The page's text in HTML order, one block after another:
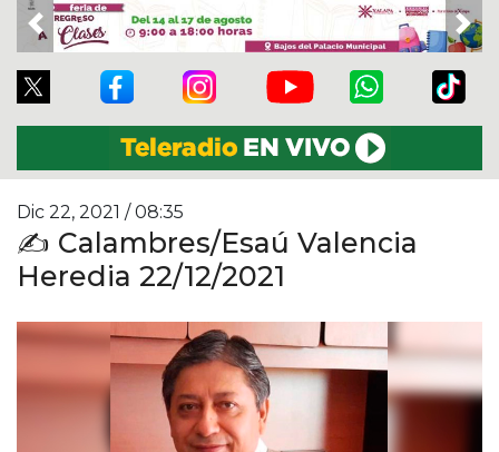
Previous
Dic 22, 2021 / 08:35
✍️ Calambres/Esaú Valencia
Heredia 22/12/2021